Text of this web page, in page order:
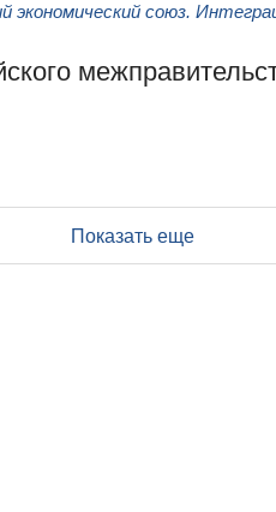
экономический союз.
Показать еще